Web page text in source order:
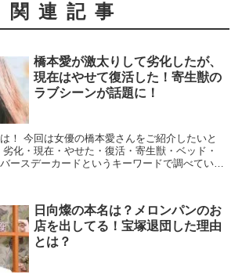
関連記事
橋本愛が激太りして劣化したが、
現在はやせて復活した！寄生獣の
ラブシーンが話題に！
！ 今回は女優の橋本愛さんをご紹介したいと
化・現在・やせた・復活・寄生獣・ベッド・
ースデーカードというキーワードで調べていこ
日向燦の本名は？メロンパンのお
店を出してる！宝塚退団した理由
とは？